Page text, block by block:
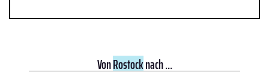
VonRostocknach ...